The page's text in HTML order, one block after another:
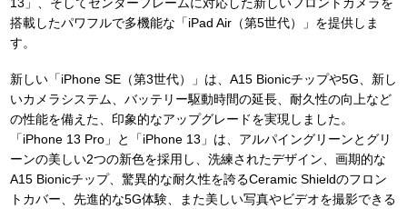
搭載したパワフルで多機能な「iPad Air（第5世代）」を提供しま
す。
新しい「iPhone SE（第3世代）」は、A15 Bionicチップや5G、新し
いカメラシステム、バッテリー駆動時間の延長、耐久性の向上など
の性能を備えた、印象的なアップグレードを実現しました。
「iPhone 13 Pro」と「iPhone 13」は、アルパイングリーンとグリ
ーンの美しい2つの新色を採用し、洗練されたデザイン、画期的な
A15 Bionicチップ、驚異的な耐久性を誇るCeramic Shieldのフロン
トカバー、先進的な5G体験、また美しい写真やビデオを撮影できる